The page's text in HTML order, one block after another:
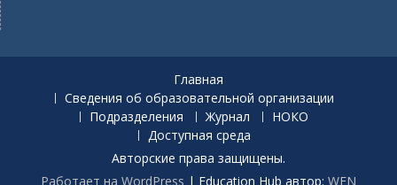
Главная
Сведения об образовательной организации
Подразделения
Журнал
НОКО
Доступная среда
Авторские права защищены.
Работает на WordPress | Education Hub автор: WEN